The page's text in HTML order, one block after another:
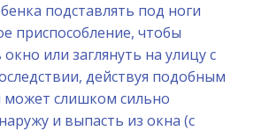
подставлять под ноги
приспособление, чтобы
или заглянуть на улицу с
действуя подобным
может слишком сильно
и выпасть из окна (с